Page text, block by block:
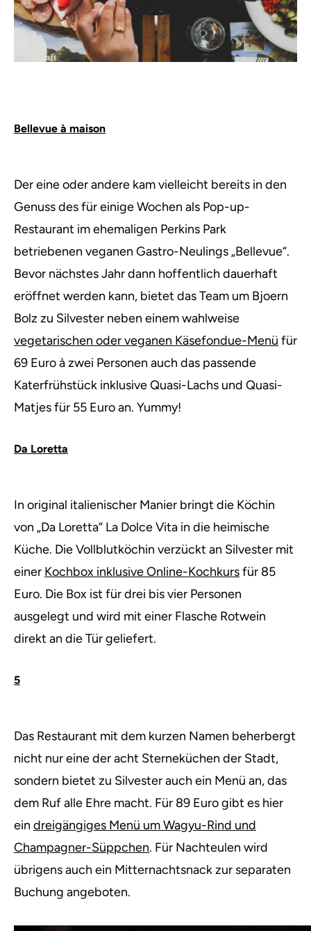
Bellevue à maison
Der eine oder andere kam vielleicht bereits in den
Genuss des für einige Wochen als Pop-up-
Restaurant im ehemaligen Perkins Park
betriebenen veganen Gastro-Neulings „Bellevue“.
Bevor nächstes Jahr dann hoffentlich dauerhaft
eröffnet werden kann, bietet das Team um Bjoern
Bolz zu Silvester neben einem wahlweise
vegetarischen oder veganen Käsefondue-Menü für
69 Euro à zwei Personen auch das passende
Katerfrühstück inklusive Quasi-Lachs und Quasi-
Matjes für 55 Euro an. Yummy!
Da Loretta
In original italienischer Manier bringt die Köchin
von „Da Loretta“ La Dolce Vita in die heimische
Küche. Die Vollblutköchin verzückt an Silvester mit
einer Kochbox inklusive Online-Kochkursfür 85
Euro. Die Box ist für drei bis vier Personen
ausgelegt und wird mit einer Flasche Rotwein
direkt an die Tür geliefert.
5
Das Restaurant mit dem kurzen Namen beherbergt
nicht nur eine der acht Sterneküchen der Stadt,
sondern bietet zu Silvester auch ein Menü an, das
dem Ruf alle Ehre macht. Für 89 Euro gibt es hier
ein dreigängiges Menü um Wagyu-Rind und
Champagner-Süppchen. Für Nachteulen wird
übrigens auch ein Mitternachtsnack zur separaten
Buchung angeboten.